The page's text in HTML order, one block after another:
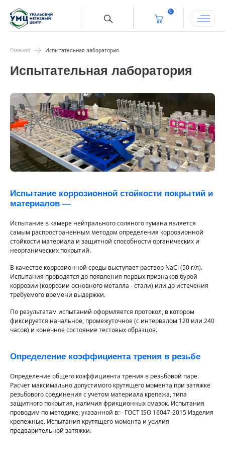
0
Главная Испытательная лаборатория
Испытательная лаборатория
Испытание коррозионной стойкости покрытий и
материалов —
Испытание в камере нейтрального соляного тумана является
самым распространенным методом определения коррозионной
стойкости материала и защитной способности органических и
неорганических покрытий.
В качестве коррозионной среды выступает раствор NaCl (50 г/л).
Испытания проводятся до появления первых признаков бурой
коррозии (коррозии основного металла - стали) или до истечения
требуемого времени выдержки.
По результатам испытаний оформляется протокол, в котором
фиксируется начальное, промежуточное (с интервалом 120 или 240
часов) и конечное состояние тестовых образцов.
Определение коэффициента трения в резьбе
Определение общего коэффициента трения в резьбовой паре.
Расчет максимально допустимого крутящего момента при затяжке
резьбового соединения с учетом материала крепежа, типа
защитного покрытия, наличия фрикционных смазок. Испытания
проводим по методике, указанной в: - ГОСТ ISO 16047-2015 Изделия
крепежные. Испытания крутящего момента и усилия
предварительной затяжки.